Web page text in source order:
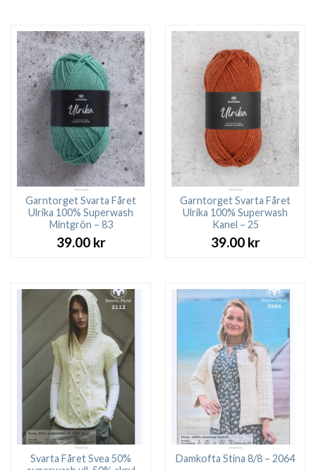
Garntorget Svarta Fåret
Ulrika 100% Superwash
Mintgrön – 83
39.00 kr
Garntorget Svarta Fåret
Ulrika 100% Superwash
Kanel – 25
39.00 kr
Svarta Fåret Svea 50%
Damkofta Stina 8/8 – 2064